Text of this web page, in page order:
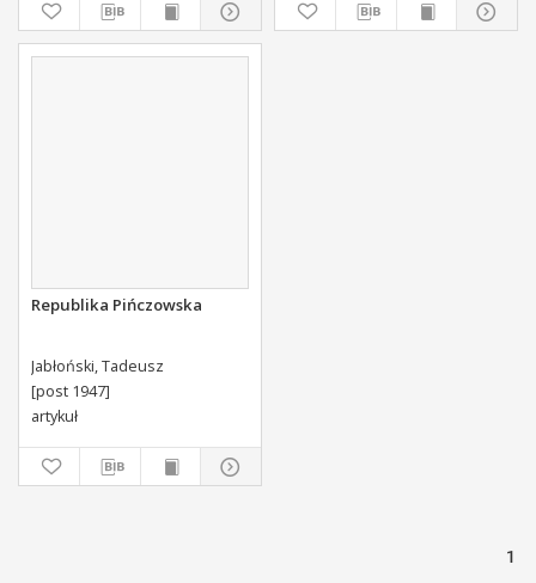
1775 [...] Wydany.
Republika Pińczowska
Jabłoński, Tadeusz
[post 1947]
artykuł
1